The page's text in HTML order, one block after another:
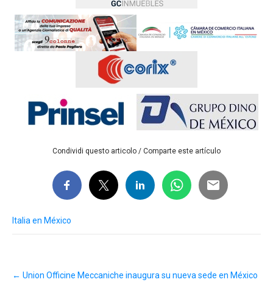
Condividi questo articolo / Comparte este artículo
Italia en México
navigation
← Union Officine Meccaniche inaugura su nueva sede en México